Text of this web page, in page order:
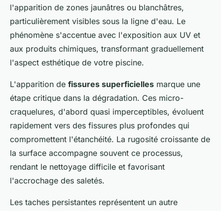
l'apparition de zones jaunâtres ou blanchâtres,
particulièrement visibles sous la ligne d'eau. Le
phénomène s'accentue avec l'exposition aux UV et
aux produits chimiques, transformant graduellement
l'aspect esthétique de votre piscine.
L'apparition de fissures superficielles marque une
étape critique dans la dégradation. Ces micro-
craquelures, d'abord quasi imperceptibles, évoluent
rapidement vers des fissures plus profondes qui
compromettent l'étanchéité. La rugosité croissante de
la surface accompagne souvent ce processus,
rendant le nettoyage difficile et favorisant
l'accrochage des saletés.
Les taches persistantes représentent un autre